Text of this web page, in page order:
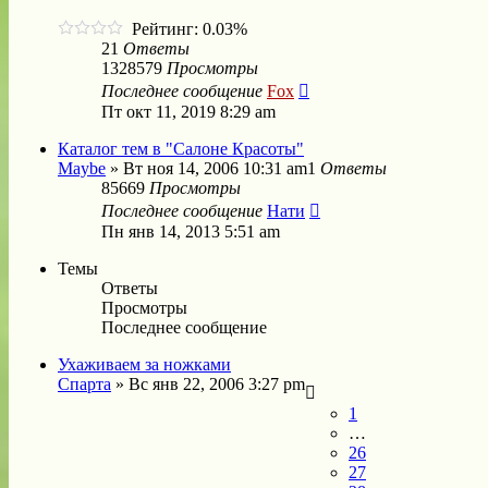
Рейтинг: 0.03%
21 Ответы
1328579 Просмотры
Последнее сообщение Fox
Пт окт 11, 2019 8:29 am
Каталог тем в "Салоне Красоты"
Maybe » Вт ноя 14, 2006 10:31 am1 Ответы
85669 Просмотры
Последнее сообщение Нати
Пн янв 14, 2013 5:51 am
Темы
Ответы
Просмотры
Последнее сообщение
Ухаживаем за ножками
Спарта » Вс янв 22, 2006 3:27 pm
1
…
26
27